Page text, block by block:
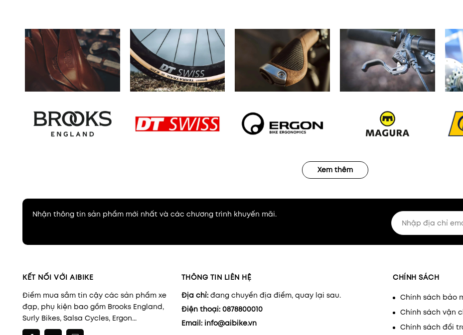
Xem thêm
Nhận thông tin sản phẩm mới nhất và các chương trình khuyến mãi.
KẾT NỐI VỚI AIBIKE
Điểm mua sắm tin cậy các sản phẩm xe
đạp, phụ kiện bao gồm Brooks England,
Surly Bikes, Salsa Cycles, Ergon...
THÔNG TIN LIÊN HỆ
Địa chỉ: đang chuyển địa điểm, quay lại sau.
Điện thoại: 0878800010
Email: info@aibike.vn
CHÍNH SÁCH
Chính sách bảo
Chính sách vận
Chính sách đổi